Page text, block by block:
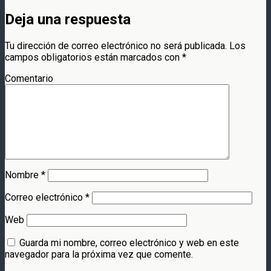
Deja una respuesta
Tu dirección de correo electrónico no será publicada. Los
campos obligatorios están marcados con *
Comentario
Nombre *
Correo electrónico *
Web
Guarda mi nombre, correo electrónico y web en este
navegador para la próxima vez que comente.